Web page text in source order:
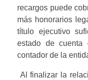
recargos puede
más honorarios
título ejecutivo
estado de cuenta
contador de la
Al finalizar la